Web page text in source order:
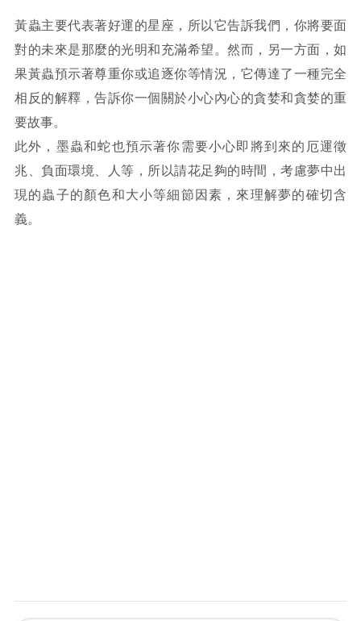
黃蟲主要代表著好運的星座，所以它告訴我們，你將要面
對的未來是那麼的光明和充滿希望。然而，另一方面，如
果黃蟲預示著尊重你或追逐你等情況，它傳達了一種完全
相反的解釋，告訴你一個關於小心內心的貪婪和貪婪的重
要故事。
此外，墨蟲和蛇也預示著你需要小心即將到來的厄運徵
兆、負面環境、人等，所以請花足夠的時間，考慮夢中出
現的蟲子的顏色和大小等細節因素，來理解夢的確切含
義。